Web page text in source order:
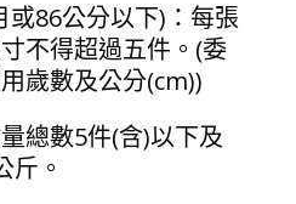
或86公分以下)：每張
不得超過五件。(委
歲數及公分(cm))
總數5件(含)以下及
斤。